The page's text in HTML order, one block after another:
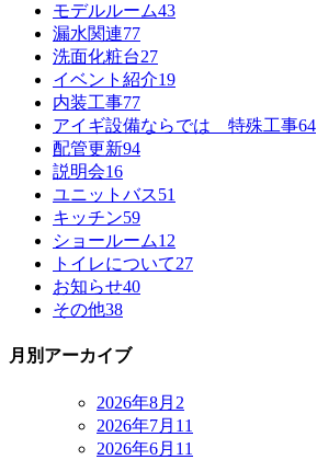
モデルルーム43
漏水関連77
洗面化粧台27
イベント紹介19
内装工事77
アイギ設備ならでは 特殊工事64
配管更新94
説明会16
ユニットバス51
キッチン59
ショールーム12
トイレについて27
お知らせ40
その他38
月別アーカイブ
2026年8月 2
2026年7月 11
2026年6月 11